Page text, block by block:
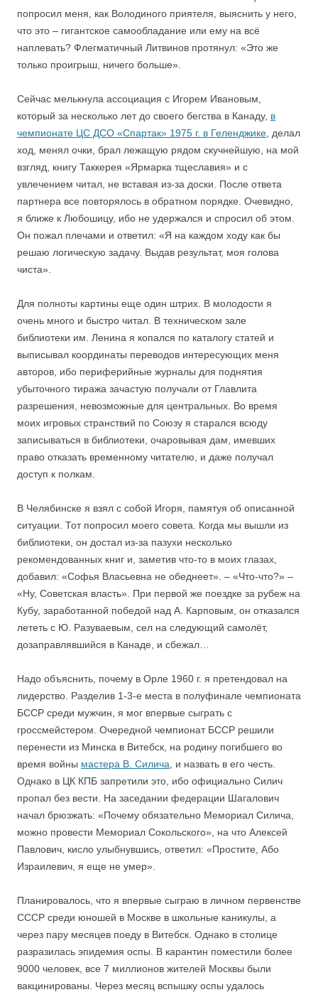
попросил меня, как Володиного приятеля, выяснить у него,
что это – гигантское самообладание или ему на всё
наплевать? Флегматичный Литвинов протянул: «Это же
только проигрыш, ничего больше».
Сейчас мелькнула ассоциация с Игорем Ивановым,
который за несколько лет до своего бегства в Канаду, в
чемпионате ЦС ДСО «Спартак» 1975 г. в Геленджике , делал
ход, менял очки, брал лежащую рядом скучнейшую, на мой
взгляд, книгу Таккерея «Ярмарка тщеславия» и с
увлечением читал, не вставая из-за доски. После ответа
партнера все повторялось в обратном порядке. Очевидно,
я ближе к Любошицу, ибо не удержался и спросил об этом.
Он пожал плечами и ответил: «Я на каждом ходу как бы
решаю логическую задачу. Выдав результат, моя голова
чиста».
Для полноты картины еще один штрих. В молодости я
очень много и быстро читал. В техническом зале
библиотеки им. Ленина я копался по каталогу статей и
выписывал координаты переводов интересующих меня
авторов, ибо периферийные журналы для поднятия
убыточного тиража зачастую получали от Главлита
разрешения, невозможные для центральных. Во время
моих игровых странствий по Союзу я старался всюду
записываться в библиотеки, очаровывая дам, имевших
право отказать временному читателю, и даже получал
доступ к полкам.
В Челябинске я взял с собой Игоря, памятуя об описанной
ситуации. Тот попросил моего совета. Когда мы вышли из
библиотеки, он достал из-за пазухи несколько
рекомендованных книг и, заметив что-то в моих глазах,
добавил: «Софья Власьевна не обеднеет». – «Что-что?» –
«Ну, Советская власть». При первой же поездке за рубеж на
Кубу, заработанной победой над А. Карповым, он отказался
лететь с Ю. Разуваевым, сел на следующий самолёт,
дозаправлявшийся в Канаде, и сбежал…
Надо объяснить, почему в Орле 1960 г. я претендовал на
лидерство. Разделив 1-3-е места в полуфинале чемпионата
БССР среди мужчин, я мог впервые сыграть с
гроссмейстером. Очередной чемпионат БССР решили
перенести из Минска в Витебск, на родину погибшего во
время войны мастера В. Силича , и назвать в его честь.
Однако в ЦК КПБ запретили это, ибо официально Силич
пропал без вести. На заседании федерации Шагалович
начал брюзжать: «Почему обязательно Мемориал Силича,
можно провести Мемориал Сокольского», на что Алексей
Павлович, кисло улыбнувшись, ответил: «Простите, Або
Израилевич, я еще не умер».
Планировалось, что я впервые сыграю в личном первенстве
СССР среди юношей в Москве в школьные каникулы, а
через пару месяцев поеду в Витебск. Однако в столице
разразилась эпидемия оспы. В карантин поместили более
9000 человек, все 7 миллионов жителей Москвы были
вакцинированы. Через месяц вспышку оспы удалось